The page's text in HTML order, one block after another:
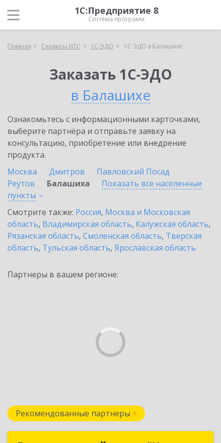
1С:Предприятие 8
Система программ
Главная Сервисы ИТС 1С-ЭДО 1С-ЭДО в Балашихе
Заказать 1С-ЭДО
в Балашихе
Ознакомьтесь с информационными карточками,
выберите партнёра и отправьте заявку на
консультацию, приобретение или внедрение
продукта.
Москва
Дмитров
Павловский Посад
Реутов
Балашиха
Показать все населенные
пункты
Смотрите также: Россия, Москва и Московская
область, Владимирская область, Калужская область,
Рязанская область, Смоленская область, Тверская
область, Тульская область, Ярославская область
Партнеры в вашем регионе:
Рекомендованные партнеры